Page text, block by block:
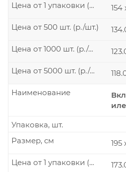
154
Цена от 1 упаковки (р./шт.)
Цена от 500 шт. (р./шт.)
Цена от 1000 шт. (р./шт.)
Цена от 5000 шт. (р./шт.)
Наименование
Упаковка, шт.
195
Размер, см
Цена от 1 упаковки (р./шт.)